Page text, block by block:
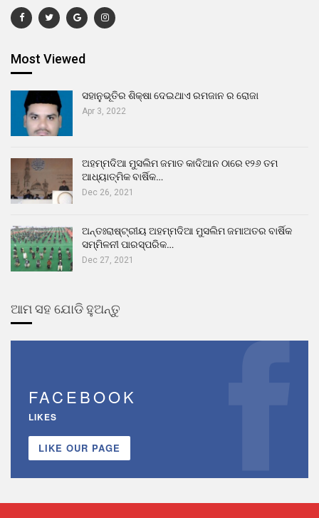
Most Viewed
ସହାନୁଭୂତିର ଶିକ୍ଷା ଦେଇଥାଏ ରମଜାନ ର ରୋଜା
Apr 3, 2022
ଅହମ୍ମଦିଆ ମୁସଲିମ ଜମାତ କାଦିଆନ ଠାରେ ୧୨୬ ତମ
ଆଧ୍ୟାତ୍ମିକ ବାର୍ଷିକ…
Dec 26, 2021
ଅନ୍ତଃରାଷ୍ଟ୍ରୀୟ ଅହମ୍ମଦିଆ ମୁସଲିମ ଜମାଅତର ବାର୍ଷିକ
ସମ୍ମିଳନୀ ପାରସ୍ପରିକ…
Dec 27, 2021
ଆମ ସହ ଯୋଡି ହୁଅନ୍ତୁ
FACEBOOK
LIKES
LIKE OUR PAGE